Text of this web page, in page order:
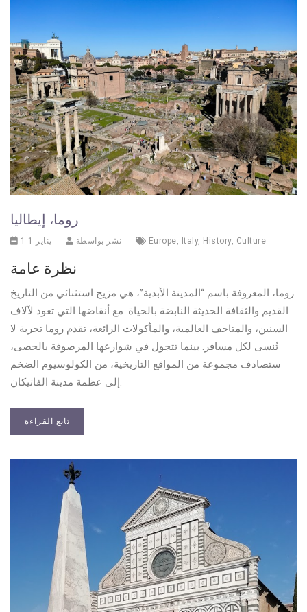
روما، إيطاليا
1 يناير 1 نشر بواسطة Europe Italy, History, Culture
نظرة عامة
روما، المعروفة باسم “المدينة الأبدية”، هي مزيج استثنائي من التاريخ
القديم والثقافة الحديثة النابضة بالحياة. مع أنقاضها التي تعود لآلاف
السنين، والمتاحف العالمية، والمأكولات الرائعة، تقدم روما تجربة لا
تُنسى لكل مسافر. بينما تتجول في شوارعها المرصوفة بالحصى،
ستصادف مجموعة من المواقع التاريخية، من الكولوسيوم الضخم
إلى عظمة مدينة الفاتيكان.
تابع القراءة